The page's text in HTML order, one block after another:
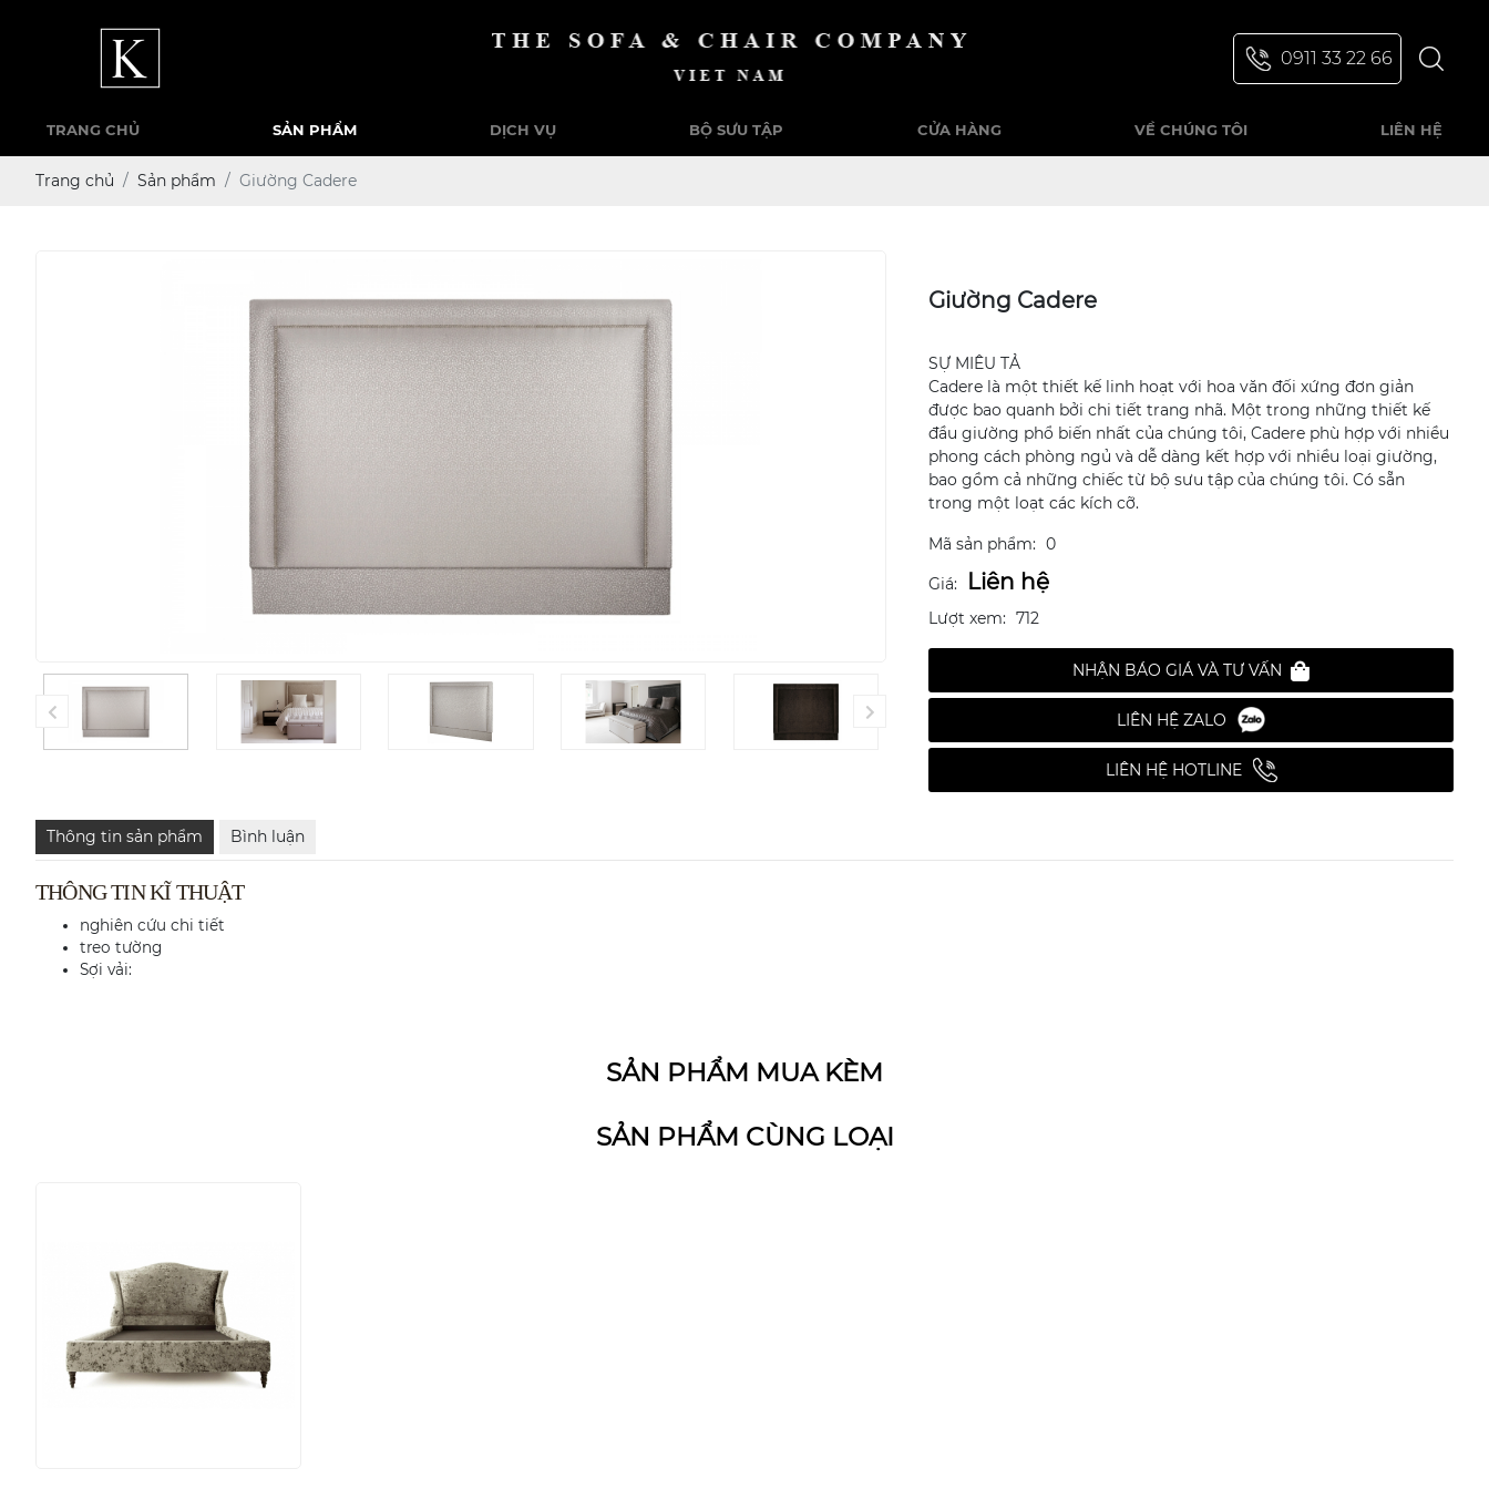
0911 33 22 66
TRANG CHỦ SẢN PHẨM DỊCH VỤ BỘ SƯU TẬP CỬA HÀNG VỀ CHÚNG TÔI LIÊN HỆ
Trang chủ Sản phẩm Giường Cadere
Giường Cadere
SỰ MIÊU TẢ
Cadere là một thiết kế linh hoạt với hoa văn đối xứng đơn giản
được bao quanh bởi chi tiết trang nhã. Một trong những thiết kế
đầu giường phổ biến nhất của chúng tôi, Cadere phù hợp với nhiều
phong cách phòng ngủ và dễ dàng kết hợp với nhiều loại giường,
bao gồm cả những chiếc từ bộ sưu tập của chúng tôi. Có sẵn
trong một loạt các kích cỡ.
Mã sản phẩm: 0
Giá:
Liên hệ
Lượt xem: 712
NHẬN BÁO GIÁ VÀ TƯ VẤN
LIÊN HỆ ZALO
LIÊN HỆ HOTLINE
Thông tin sản phẩm Bình luận
THÔNG TIN KĨ THUẬT
nghiên cứu chi tiết
treo tường
Sợi vải:
SẢN PHẨM MUA KÈM
SẢN PHẨM CÙNG LOẠI